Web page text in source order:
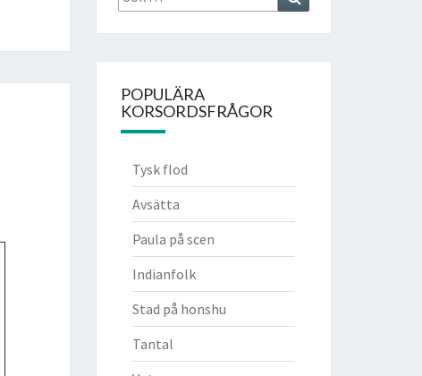
efter:
POPULÄRA
KORSORDSFRÅGOR
Tysk flod
Avsätta
Paula på scen
Indianfolk
Stad på honshu
Tantal